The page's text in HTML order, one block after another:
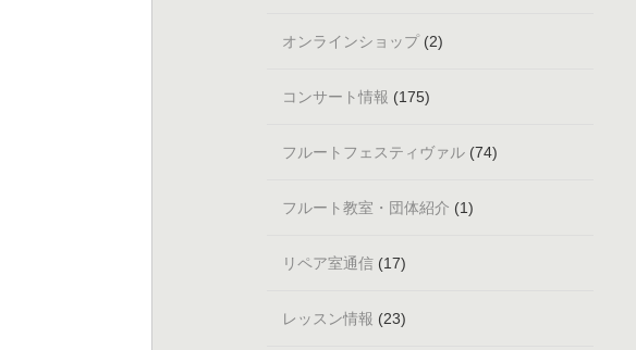
オンラインショップ(2)
コンサート情報 (175)
フルートフェスティヴァル(74)
フルート教室・団体紹介 (1)
リペア室通信(17)
レッスン情報 (23)